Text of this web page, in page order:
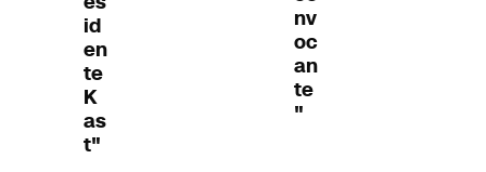
id
en
te
K
as
t"
nv
oc
an
te
"